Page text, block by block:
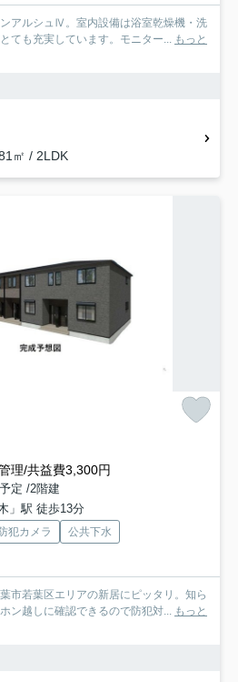
アルシュⅣ。室内設備は浴室乾燥機・洗
ても充実しています。モニター...
もっと
㎡ / 2LDK
理/共益費3,300円
定 /2階建
」駅 徒歩13分
犯カメラ
公共下水
市若葉区エリアの新居にピッタリ。知ら
ン越しに確認できるので防犯対...
もっと